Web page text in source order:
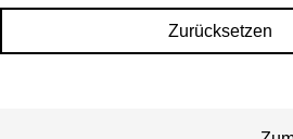
Zurücksetzen